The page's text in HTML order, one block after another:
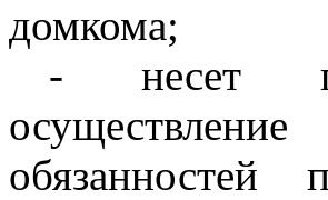
домкома;
- несет
обязанностей